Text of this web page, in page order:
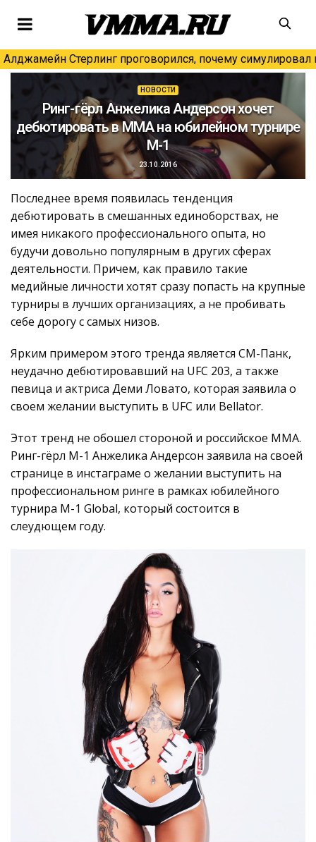
Алджамейн Стерлинг проговорился, почему симулировал
НОВОСТИ
Ринг-гёрл Анжелика Андерсон хочет
дебютировать в ММА на юбилейном турнире
M-1
23.10.2016
Последнее время появилась тенденция
дебютировать в смешанных единоборствах, не
имея никакого профессионального опыта, но
будучи довольно популярным в других сферах
деятельности. Причем, как правило такие
медийные личности хотят сразу попасть на крупные
турниры в лучших организациях, а не пробивать
себе дорогу с самых низов.
Ярким примером этого тренда является СМ-Панк,
неудачно дебютировавший на UFC 203, а также
певица и актриса Деми Ловато, которая заявила о
своем желании выступить в UFC или Bellator.
Этот тренд не обошел стороной и российское ММА.
Ринг-гёрл М-1 Анжелика Андерсон заявила на своей
странице в инстаграме о желании выступить на
профессиональном ринге в рамках юбилейного
турнира M-1 Global, который состоится в
слеудющем году.